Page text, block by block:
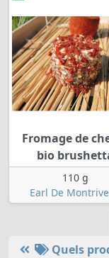
Fromage de
bio
110 g
Earl De
Quels